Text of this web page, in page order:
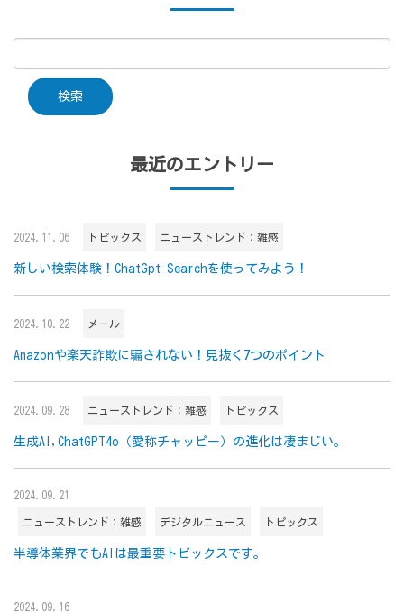
最近のエントリー
2024.11.06 トピックス ニューストレンド：雑感
新しい検索体験！ChatGpt Searchを使ってみよう！
2024.10.22 メール
Amazonや楽天詐欺に騙されない！見抜く7つのポイント
2024.09.28 ニューストレンド：雑感 トピックス
生成AI,ChatGPT4o（愛称チャッピー）の進化は凄まじい。
2024.09.21
ニューストレンド：雑感 デジタルニュース トピックス
半導体業界でもAIは最重要トピックスです。
2024.09.16